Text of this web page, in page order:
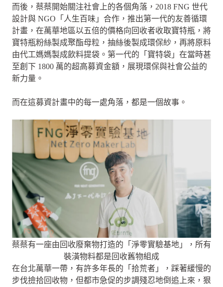
而後，蔡蔡開始關注社會上的各個角落，2018 FNG 世代
設計與 NGO「人生百味」合作，推出第一代的友善循環
計畫，在萬華地區以五倍的價格向回收者收取寶特瓶，將
寶特瓶粉絲製成聚酯母粒，抽絲後製成環保紗，再將原料
由代工媽媽製成飲料提袋。第一代的「寶特袋」在當時甚
至創下 1800 萬的超高募資金額，展現環保與社會公益的
新力量。
而在這募資計畫中的每一處角落，都是一個故事。
蔡蔡有一座由回收廢棄物打造的「淨零實驗基地」，所有
裝潢物料都是回收舊物組成
在台北萬華一帶，有許多年長的「拾荒者」，踩著緩慢的
步伐撿拾回收物，但都市急促的步調殘忍地倒追上來，狠